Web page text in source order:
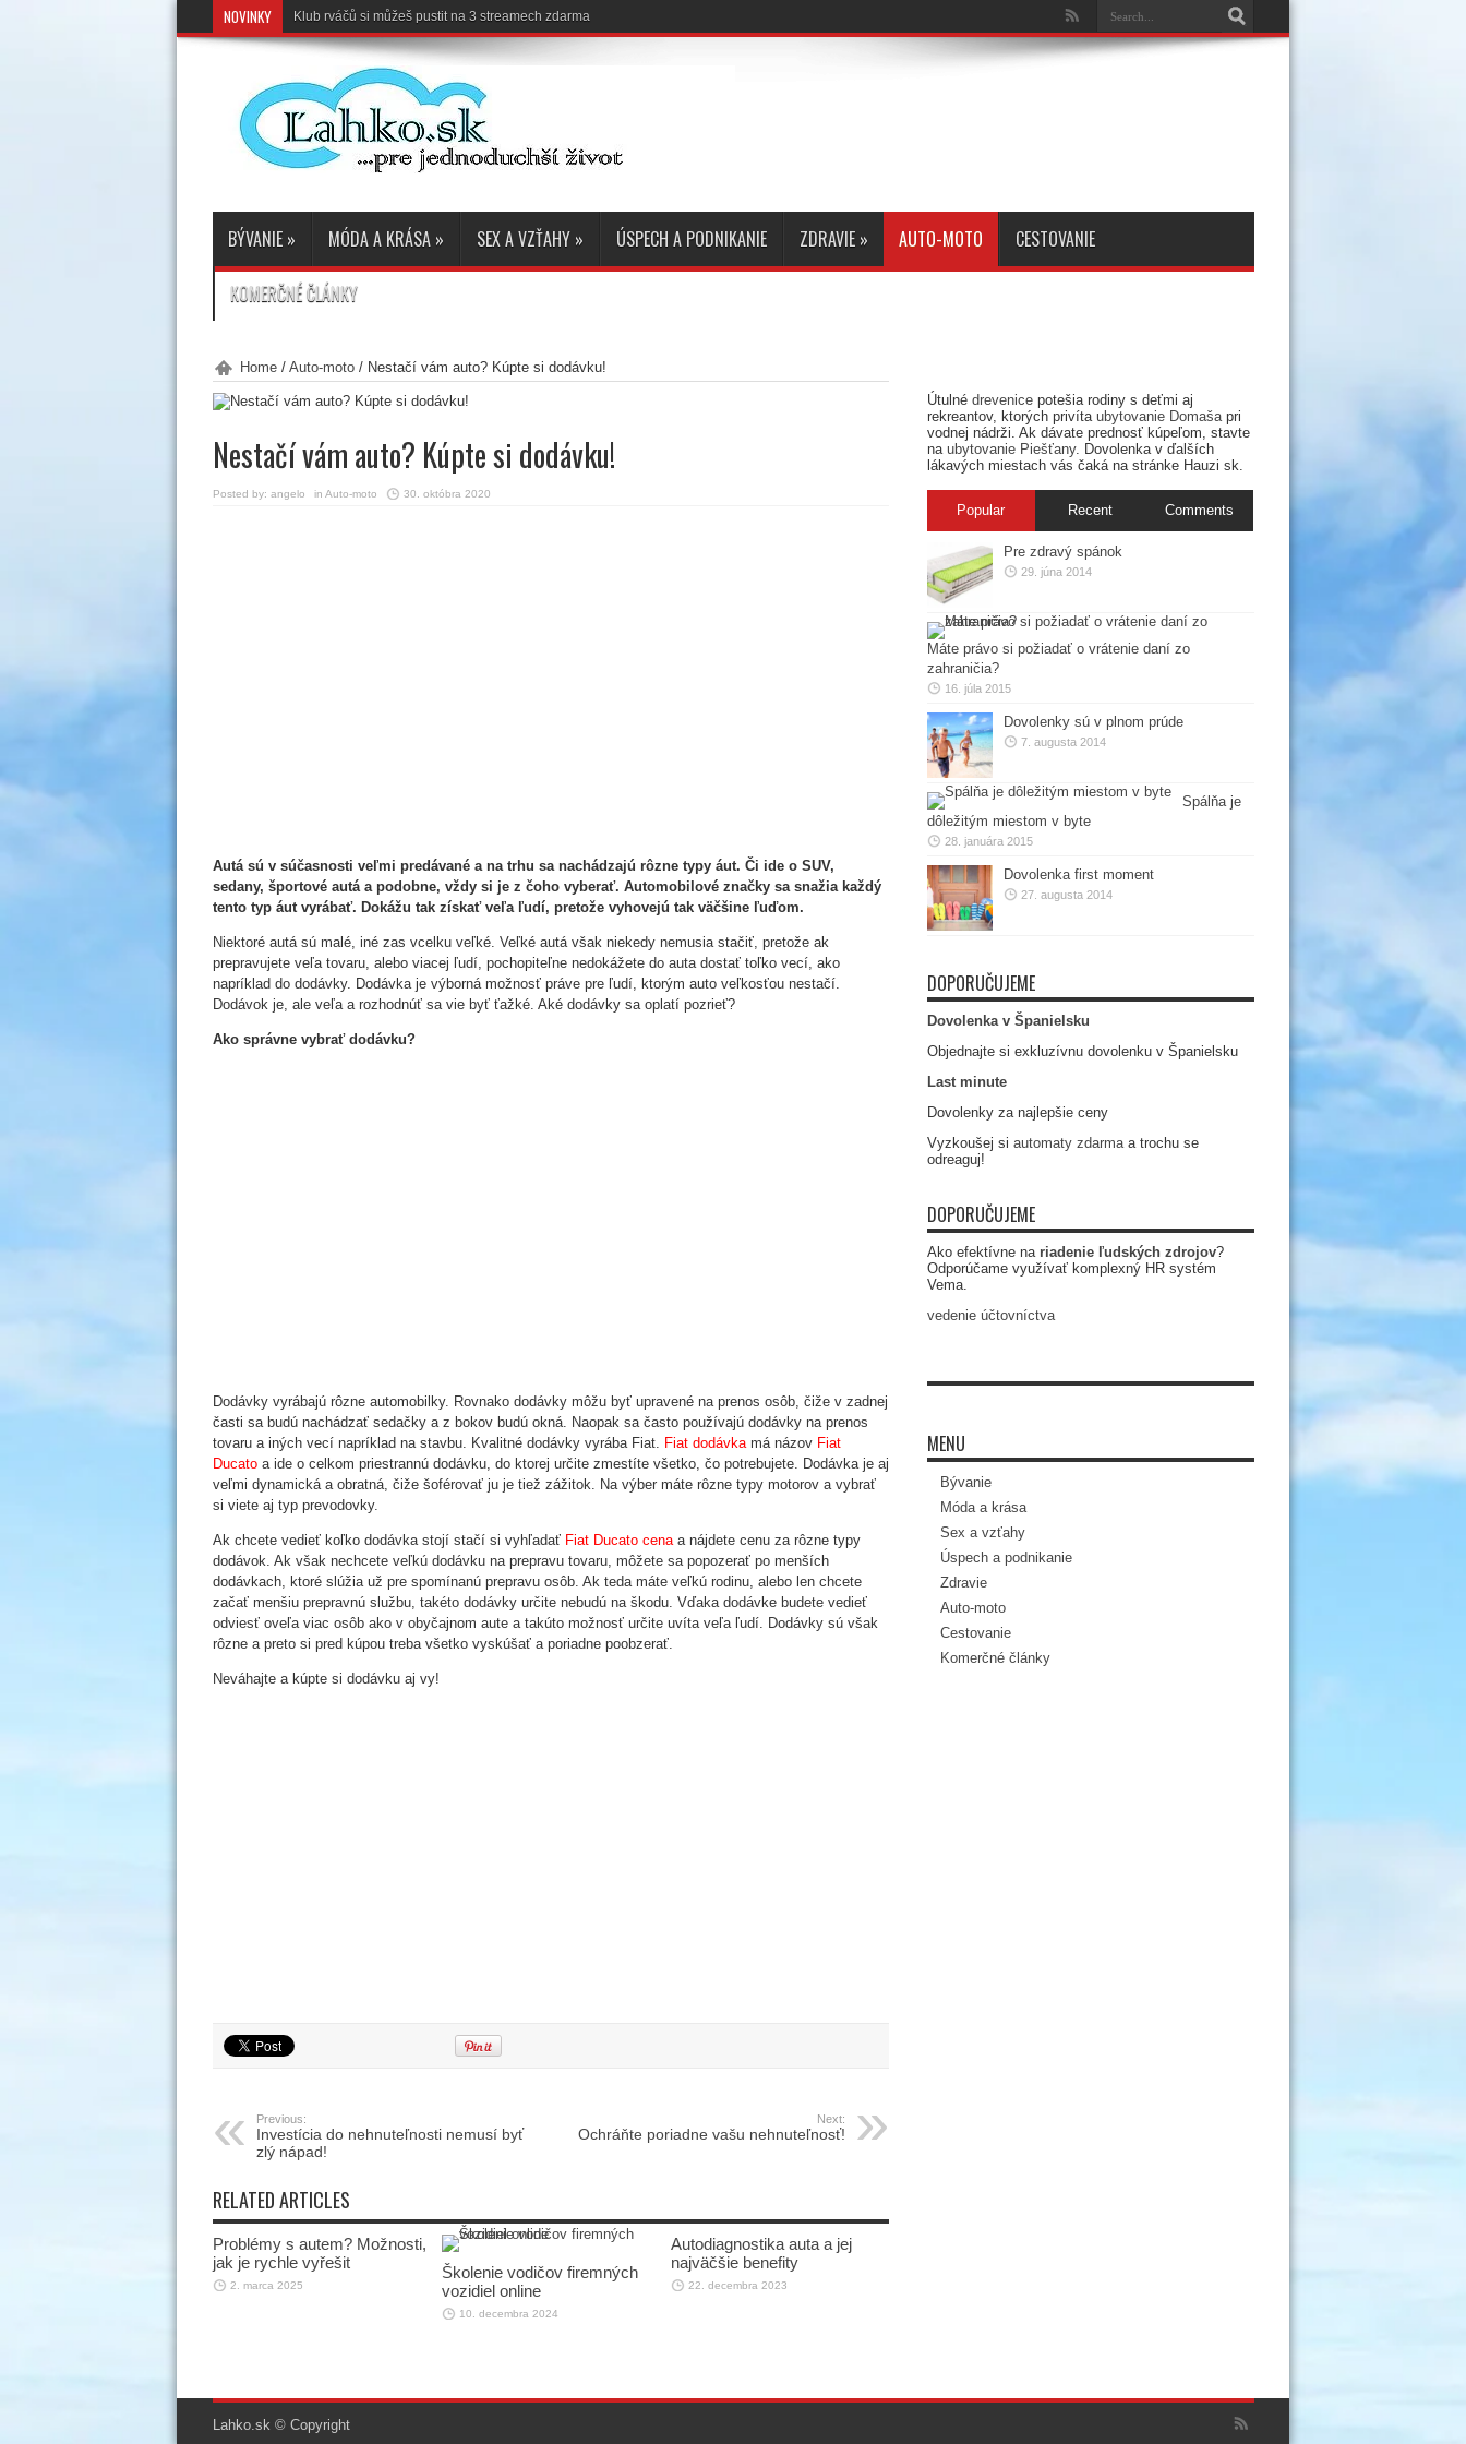
NOVINKY Klub rváčů si můžeš pustit na 3 streamech zdarma
BÝVANIE » MÓDA A KRÁSA » SEX A VZŤAHY » ÚSPECH A PODNIKANIE ZDRAVIE » AUTO-MOTO CESTOVANIE
KOMERČNÉ ČLÁNKY
Home/ Auto-moto/ Nestačí vám auto? Kúpte si dodávku!
Nestačí vám auto? Kúpte si dodávku!
Posted by: angelo in Auto-moto 30. októbra 2020
Autá sú v súčasnosti veľmi predávané a na trhu sa nachádzajú rôzne typy áut. Či ide o SUV,
sedany, športové autá a podobne, vždy si je z čoho vyberať. Automobilové značky sa snažia každý
tento typ áut vyrábať. Dokážu tak získať veľa ľudí, pretože vyhovejú tak väčšine ľuďom.
Niektoré autá sú malé, iné zas vcelku veľké. Veľké autá však niekedy nemusia stačiť, pretože ak
prepravujete veľa tovaru, alebo viacej ľudí, pochopiteľne nedokážete do auta dostať toľko vecí, ako
napríklad do dodávky. Dodávka je výborná možnosť práve pre ľudí, ktorým auto veľkosťou nestačí.
Dodávok je, ale veľa a rozhodnúť sa vie byť ťažké. Aké dodávky sa oplatí pozrieť?
Ako správne vybrať dodávku?
Dodávky vyrábajú rôzne automobilky. Rovnako dodávky môžu byť upravené na prenos osôb, čiže v zadnej
časti sa budú nachádzať sedačky a z bokov budú okná. Naopak sa často používajú dodávky na prenos
tovaru a iných vecí napríklad na stavbu. Kvalitné dodávky vyrába Fiat. Fiat dodávkamá názov Fiat
Ducatoa ide o celkom priestrannú dodávku, do ktorej určite zmestíte všetko, čo potrebujete. Dodávka je aj
veľmi dynamická a obratná, čiže šoférovať ju je tiež zážitok. Na výber máte rôzne typy motorov a vybrať
si viete aj typ prevodovky.
Ak chcete vedieť koľko dodávka stojí stačí si vyhľadať Fiat Ducato cena a nájdete cenu za rôzne typy
dodávok. Ak však nechcete veľkú dodávku na prepravu tovaru, môžete sa popozerať po menších
dodávkach, ktoré slúžia už pre spomínanú prepravu osôb. Ak teda máte veľkú rodinu, alebo len chcete
začať menšiu prepravnú službu, takéto dodávky určite nebudú na škodu. Vďaka dodávke budete vedieť
odviesť oveľa viac osôb ako v obyčajnom aute a takúto možnosť určite uvíta veľa ľudí. Dodávky sú však
rôzne a preto si pred kúpou treba všetko vyskúšať a poriadne poobzerať.
Neváhajte a kúpte si dodávku aj vy!
Previous:
Investícia do nehnuteľnosti nemusí byť
zlý nápad!
Next:
Ochráňte poriadne vašu nehnuteľnosť!
RELATED ARTICLES
Problémy s autem? Možnosti,
jak je rychle vyřešit
2. marca 2025
Školenie vodičov firemných
vozidiel online
10. decembra 2024
Autodiagnostika auta a jej
najväčšie benefity
22. decembra 2023
Útulné drevenicepotešia rodiny s deťmi aj
rekreantov, ktorých privíta ubytovanie Domašapri
vodnej nádrži. Ak dávate prednosť kúpeľom, stavte
na ubytovanie Piešťany. Dovolenka v ďalších
lákavých miestach vás čaká na stránke Hauzi sk.
Popular Recent Comments
Pre zdravý spánok
29. júna 2014
Máte právo si požiadať o vrátenie daní zo
zahraničia?
16. júla 2015
Dovolenky sú v plnom prúde
7. augusta 2014
Spálňa je
dôležitým miestom v byte
28. januára 2015
Dovolenka first moment
27. augusta 2014
DOPORUČUJEME
Dovolenka v Španielsku
Objednajte si exkluzívnu dovolenku v Španielsku
Last minute
Dovolenky za najlepšie ceny
Vyzkoušej si automaty zdarmaa trochu se
odreaguj!
DOPORUČUJEME
Ako efektívne na riadenie ľudských zdrojov?
Odporúčame využívať komplexný HR systém
Vema.
vedenie účtovníctva
MENU
Bývanie
Móda a krása
Sex a vzťahy
Úspech a podnikanie
Zdravie
Auto-moto
Cestovanie
Komerčné články
Lahko.sk © Copyright